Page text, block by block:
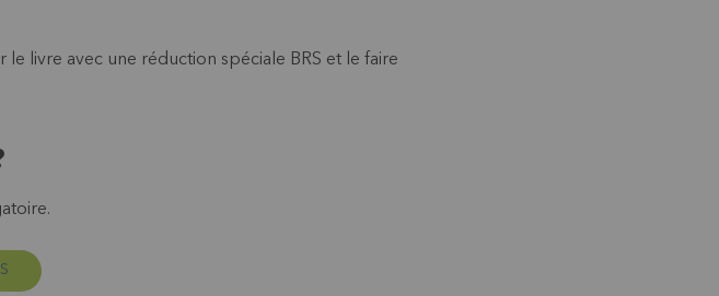
livre avec une réduction spéciale BRS et le faire